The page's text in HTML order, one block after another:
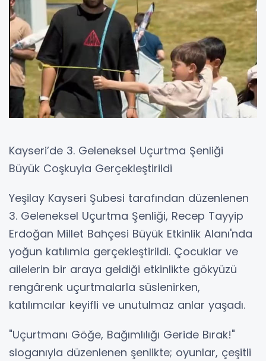
Kayseri’de 3. Geleneksel Uçurtma Şenliği
Büyük Coşkuyla Gerçekleştirildi
Yeşilay Kayseri Şubesi tarafından düzenlenen
3. Geleneksel Uçurtma Şenliği, Recep Tayyip
Erdoğan Millet Bahçesi Büyük Etkinlik Alanı'nda
yoğun katılımla gerçekleştirildi. Çocuklar ve
ailelerin bir araya geldiği etkinlikte gökyüzü
rengârenk uçurtmalarla süslenirken,
katılımcılar keyifli ve unutulmaz anlar yaşadı.
"Uçurtmanı Göğe, Bağımlılığı Geride Bırak!"
sloganıyla düzenlenen şenlikte; oyunlar, çeşitli